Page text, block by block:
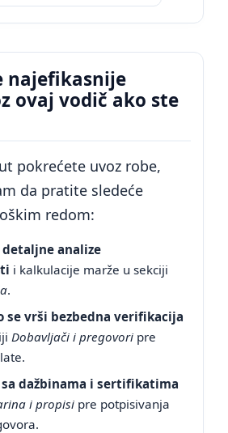
ovaj vodič ako ste
pokrećete uvoz robe,
da pratite sledeće
redom:
analize
i kalkulacije marže u sekciji
.
se vrši bezbedna verifikacija
Dobavljači i pregovori pre
sa dažbinama i sertifikatima
i propisi pre potpisivanja